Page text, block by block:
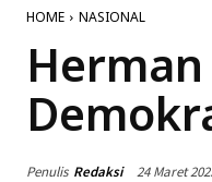
HOME NASIONAL
Penulis Redaksi 24 Maret